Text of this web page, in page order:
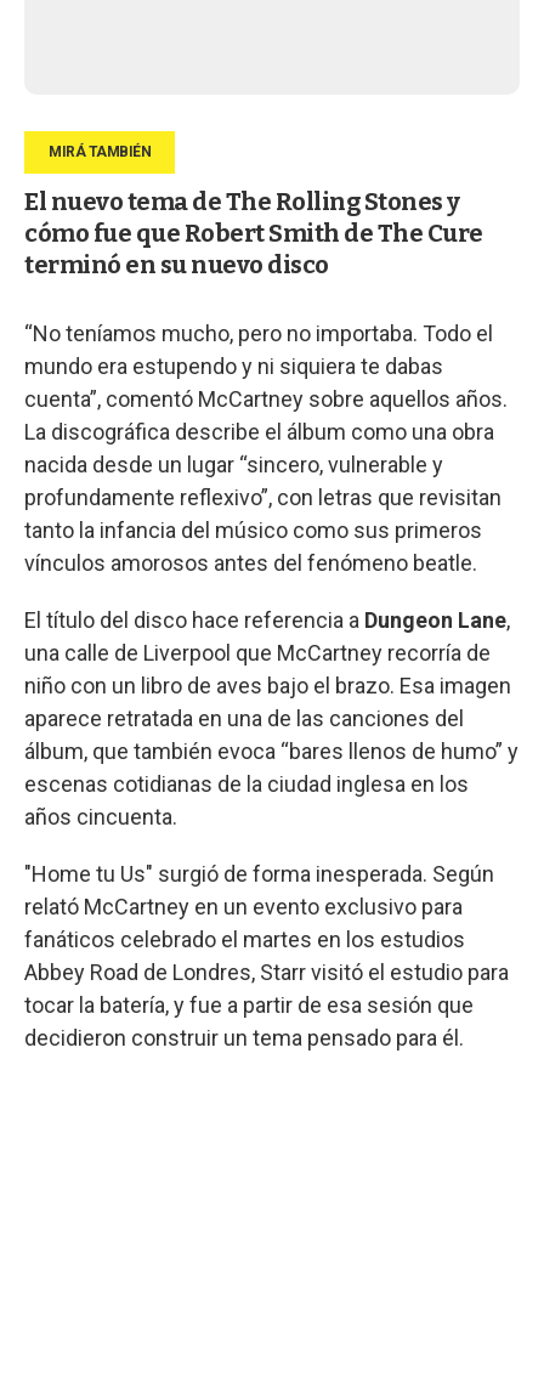
El nuevo tema de The Rolling Stones y
cómo fue que Robert Smith de The Cure
terminó en su nuevo disco
“No teníamos mucho, pero no importaba. Todo el
mundo era estupendo y ni siquiera te dabas
cuenta”, comentó McCartney sobre aquellos años.
La discográfica describe el álbum como una obra
nacida desde un lugar “sincero, vulnerable y
profundamente reflexivo”, con letras que revisitan
tanto la infancia del músico como sus primeros
vínculos amorosos antes del fenómeno beatle.
El título del disco hace referencia a Dungeon Lane,
una calle de Liverpool que McCartney recorría de
niño con un libro de aves bajo el brazo. Esa imagen
aparece retratada en una de las canciones del
álbum, que también evoca “bares llenos de humo” y
escenas cotidianas de la ciudad inglesa en los
años cincuenta.
"Home tu Us" surgió de forma inesperada. Según
relató McCartney en un evento exclusivo para
fanáticos celebrado el martes en los estudios
Abbey Road de Londres, Starr visitó el estudio para
tocar la batería, y fue a partir de esa sesión que
decidieron construir un tema pensado para él.